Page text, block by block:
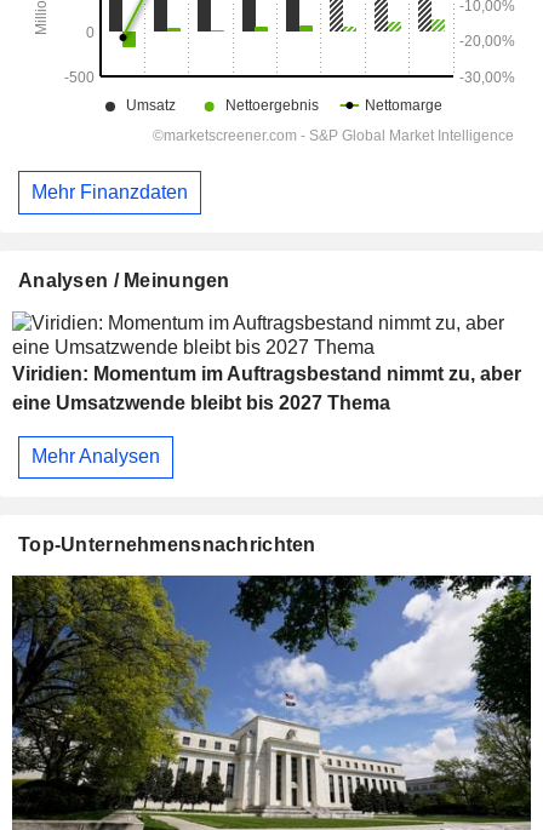
Mehr Finanzdaten
Analysen / Meinungen
Viridien: Momentum im Auftragsbestand nimmt zu, aber
eine Umsatzwende bleibt bis 2027 Thema
Mehr Analysen
Top-Unternehmensnachrichten